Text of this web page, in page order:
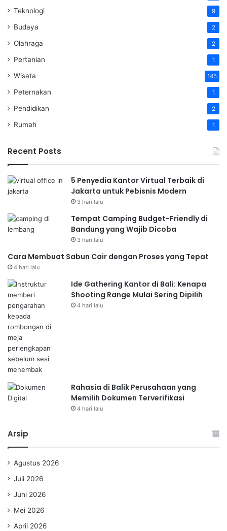
Teknologi 9
Budaya 2
Olahraga 2
Pertanian 1
Wisata 145
Peternakan 1
Pendidikan 2
Rumah 1
Recent Posts
5 Penyedia Kantor Virtual Terbaik di
Jakarta untuk Pebisnis Modern
3 hari lalu
Tempat Camping Budget-Friendly di
Bandung yang Wajib Dicoba
3 hari lalu
Cara Membuat Sabun Cair dengan Proses yang Tepat
4 hari lalu
Ide Gathering Kantor di Bali: Kenapa
Shooting Range Mulai Sering Dipilih
4 hari lalu
Rahasia di Balik Perusahaan yang
Memilih Dokumen Terverifikasi
4 hari lalu
Arsip
Agustus 2026
Juli 2026
Juni 2026
Mei 2026
April 2026